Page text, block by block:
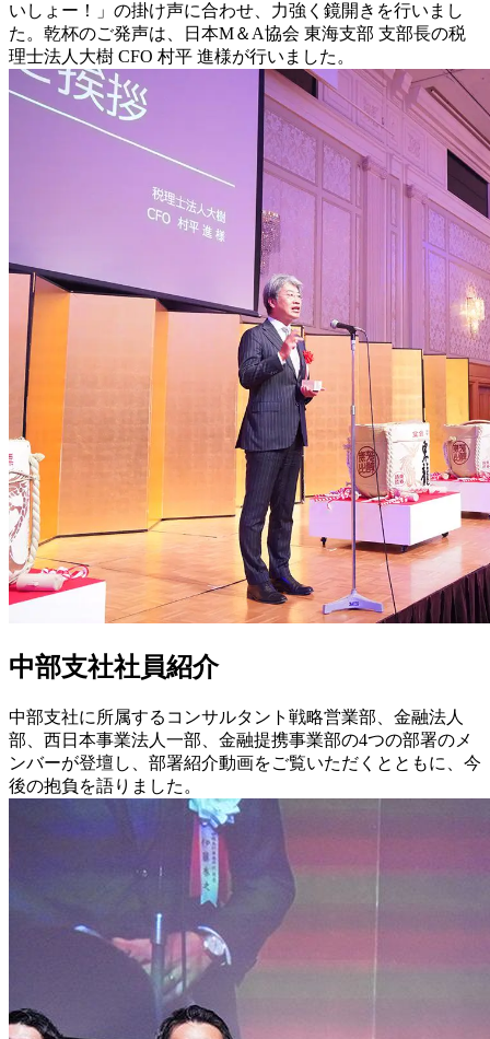
いしょー！」の掛け声に合わせ、力強く鏡開きを行いまし
た。乾杯のご発声は、日本M＆A協会 東海支部 支部長の税
理士法人大樹 CFO 村平 進様が行いました。
中部支社社員紹介
中部支社に所属するコンサルタント戦略営業部、金融法人
部、西日本事業法人一部、金融提携事業部の4つの部署のメ
ンバーが登壇し、部署紹介動画をご覧いただくとともに、今
後の抱負を語りました。